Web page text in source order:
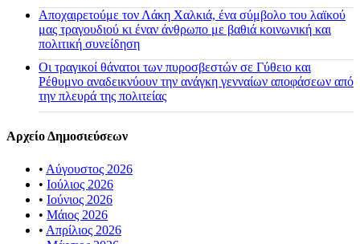
Αποχαιρετούμε τον Λάκη Χαλκιά, ένα σύμβολο του λαϊκού
μας τραγουδιού κι έναν άνθρωπο με βαθιά κοινωνική και
πολιτική συνείδηση
Οι τραγικοί θάνατοι των πυροσβεστών σε Γύθειο και
Ρέθυμνο αναδεικνύουν την ανάγκη γενναίων αποφάσεων από
την πλευρά της πολιτείας
Αρχείο Δημοσιεύσεων
• Αύγουστος 2026
• Ιούλιος 2026
• Ιούνιος 2026
• Μάιος 2026
• Απρίλιος 2026